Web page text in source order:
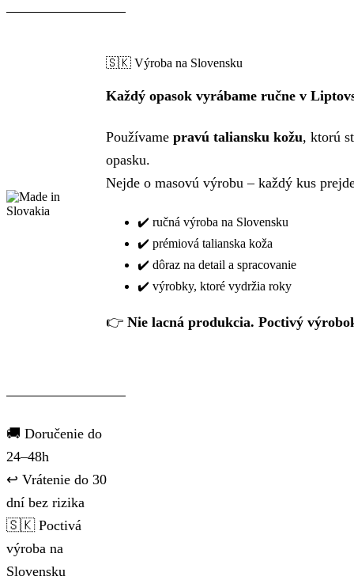
🇸🇰 Výroba na Slovensku
Každý opasok vyrábame ručne v
Používame pravú taliansku kožu, ktorú
opasku.
Nejde o masovú výrobu – každý kus
✔️ ručná výroba na Slovensku
✔️ prémiová talianska koža
✔️ dôraz na detail a spracovanie
✔️ výrobky, ktoré vydržia roky
👉 Nie lacná produkcia. Poctivý
🚚 Doručenie do
24–48h
↩️ Vrátenie do 30
dní bez rizika
🇸🇰 Poctivá
výroba na
Slovensku